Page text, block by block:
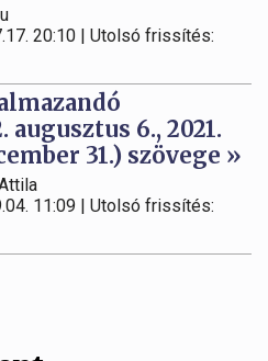
20:10 | Utolsó frissítés:
6., 2021.
31.) szövege »
11:09 | Utolsó frissítés: